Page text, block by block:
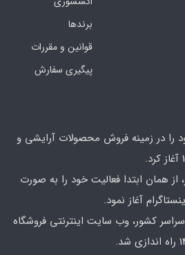
برندها
قوانین و مقررات
پیگیری سفارش
را در زمینه فروش محصولات آرایشی و
از همان ابتدا فعالیت خود را به صورت
آغاز نمود.
کشور، وب سایت اینترنتی فروشگاه